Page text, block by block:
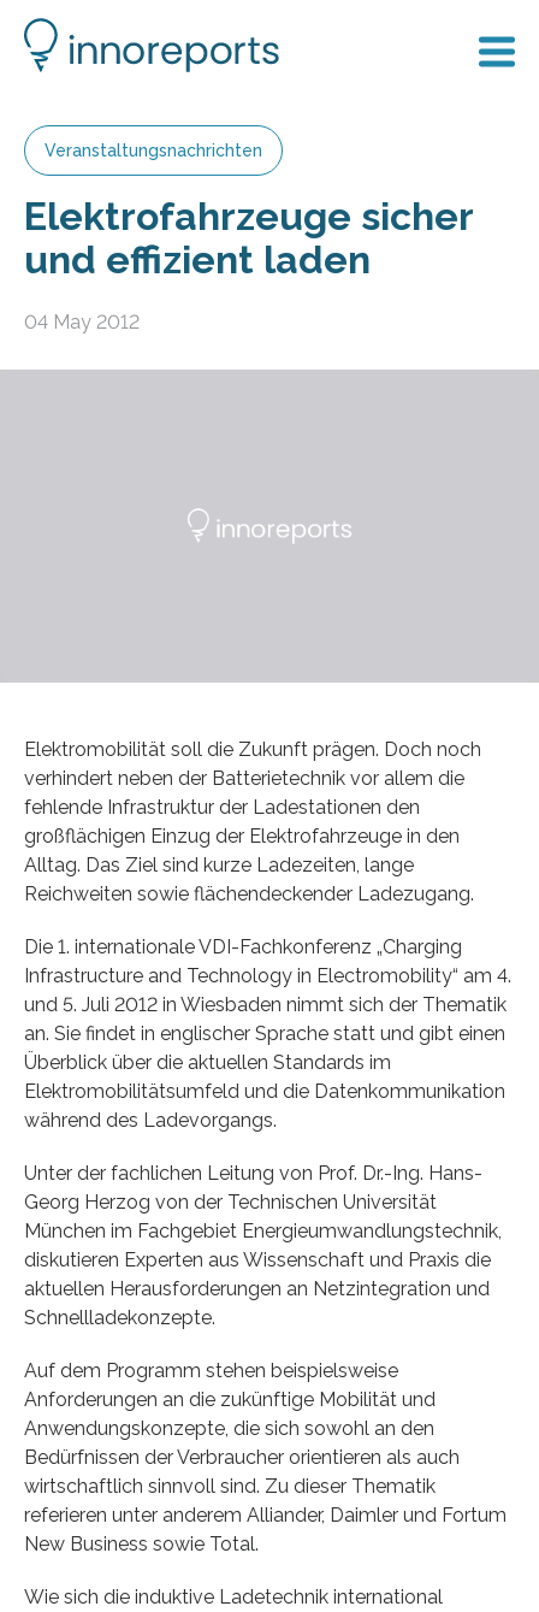
Veranstaltungsnachrichten
Elektrofahrzeuge sicher
und effizient laden
04 May 2012
Elektromobilität soll die Zukunft prägen. Doch noch
verhindert neben der Batterietechnik vor allem die
fehlende Infrastruktur der Ladestationen den
großflächigen Einzug der Elektrofahrzeuge in den
Alltag. Das Ziel sind kurze Ladezeiten, lange
Reichweiten sowie flächendeckender Ladezugang.
Die 1. internationale VDI-Fachkonferenz „Charging
Infrastructure and Technology in Electromobility“ am 4.
und 5. Juli 2012 in Wiesbaden nimmt sich der Thematik
an. Sie findet in englischer Sprache statt und gibt einen
Überblick über die aktuellen Standards im
Elektromobilitätsumfeld und die Datenkommunikation
während des Ladevorgangs.
Unter der fachlichen Leitung von Prof. Dr.-Ing. Hans-
Georg Herzog von der Technischen Universität
München im Fachgebiet Energieumwandlungstechnik,
diskutieren Experten aus Wissenschaft und Praxis die
aktuellen Herausforderungen an Netzintegration und
Schnellladekonzepte.
Auf dem Programm stehen beispielsweise
Anforderungen an die zukünftige Mobilität und
Anwendungskonzepte, die sich sowohl an den
Bedürfnissen der Verbraucher orientieren als auch
wirtschaftlich sinnvoll sind. Zu dieser Thematik
referieren unter anderem Alliander, Daimler und Fortum
New Business sowie Total.
Wie sich die induktive Ladetechnik international